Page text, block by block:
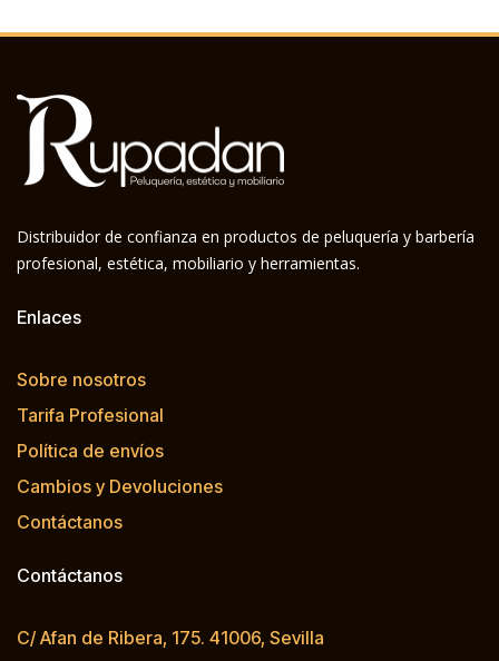
Distribuidor de confianza en productos de peluquería y barbería
profesional, estética, mobiliario y herramientas.
Enlaces
Sobre nosotros
Tarifa Profesional
Política de envíos
Cambios y Devoluciones
Contáctanos
Contáctanos
C/ Afan de Ribera, 175. 41006, Sevilla